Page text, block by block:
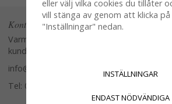
Kontakta oss
Varmt välkommen att kontakta vår
kundtjänst.
info@glasverandan.se
Tel: 079-3495968
eller välj vilka cookies du tillåter
vill stänga av genom att klicka på
"Inställningar" nedan.
INSTÄLLNINGAR
ENDAST NÖDVÄNDIGA